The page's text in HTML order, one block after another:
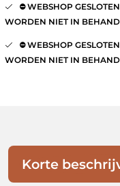
⛔️ WEBSHOP
WORDEN NIET IN
⛔️ WEBSHOP
WORDEN NIET IN
Korte